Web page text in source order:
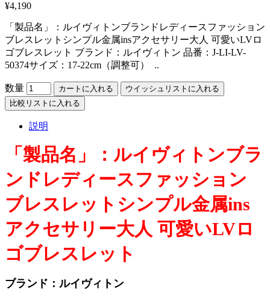
¥4,190
「製品名」：ルイヴィトンブランドレディースファッション
ブレスレットシンプル金属insアクセサリー大人 可愛いLVロ
ゴブレスレット ブランド：ルイヴィトン 品番：J-LI-LV-
50374サイズ：17-22cm（調整可） ..
数量 カートに入れる
ウイッシュリストに入れる
比較リストに入れる
説明
「製品名」： ルイヴィトンブラ
ンドレディースファッション
ブレスレットシンプル金属ins
アクセサリー大人 可愛いLVロ
ゴブレスレット
ブランド： ルイヴィトン